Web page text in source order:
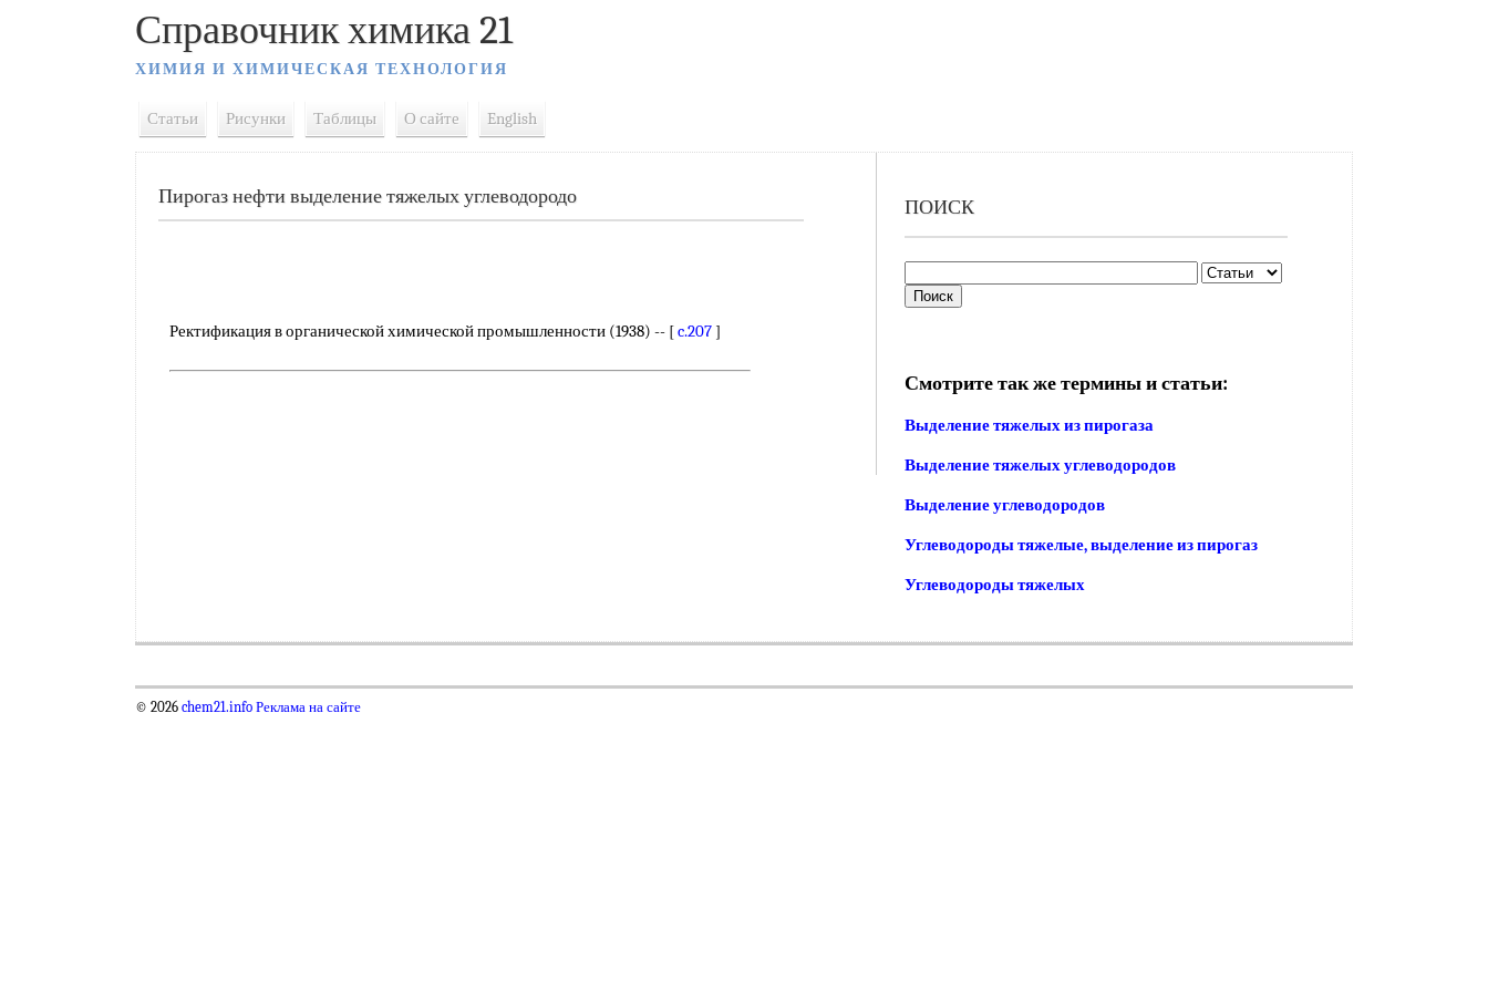
Справочник химика 21
ХИМИЯ И ХИМИЧЕСКАЯ ТЕХНОЛОГИЯ
Статьи Рисунки Таблицы О сайте English
Пирогаз нефти выделение тяжелых углеводородо
Ректификация в органической химической промышленности (1938) -- [c.207 ]
ПОИСК
Смотрите так же термины и статьи:
Выделение тяжелых из пирогаза
Выделение тяжелых углеводородов
Выделение углеводородов
Углеводороды тяжелые, выделение из пирогаз
Углеводороды тяжелых
© 2026 chem21.info Реклама на сайте